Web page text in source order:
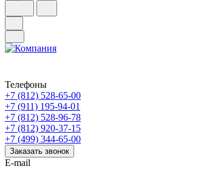
Телефоны
+7 (812) 528-65-00
+7 (911) 195-94-01
+7 (812) 528-96-78
+7 (812) 920-37-15
+7 (499) 344-65-00
Заказать звонок
E-mail